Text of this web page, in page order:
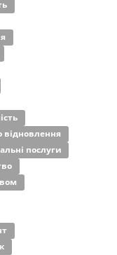
відновлення
послуги